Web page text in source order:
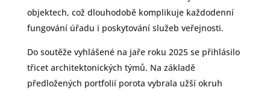
objektech, což dlouhodobě komplikuje každodenní
fungování úřadu i poskytování služeb veřejnosti.
Do soutěže vyhlášené na jaře roku 2025 se přihlásilo
třicet architektonických týmů. Na základě
předložených portfolií porota vybrala užší okruh